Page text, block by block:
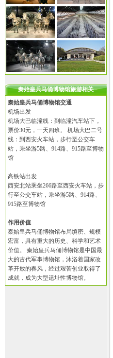
秦始皇兵马俑博物馆旅游相关
秦始皇兵马俑博物馆交通
机场出发
机场大巴临潼线：到临潼汽车站下，
票价30元，一天四班。 机场大巴二号
线：到西安火车站，步行至公交车
站，乘坐游5路、914路、915路至博物
馆
高铁站出发
西安北站乘坐266路至西安火车站，步
行至公交车站，乘坐游5路、914路、
915路至博物馆
作用价值
秦始皇兵马俑博物馆布局缜密、规模
宏富，具有重大的历史、科学和艺术
价值。 秦始皇兵马俑博物馆是中国最
大的古代军事博物馆，沐浴着国家改
革开放的春风，经过艰苦创业取得了
成就，成为大型遗址性博物馆。